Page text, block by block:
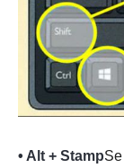
• Alt + Stamp